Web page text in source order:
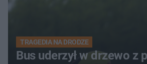
TRAGEDIA NA DRODZE
Bus uderzył w drzewo z